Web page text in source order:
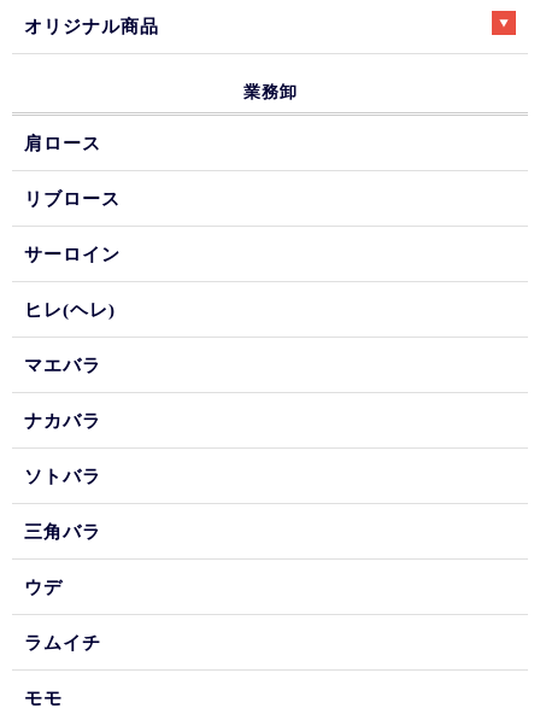
オリジナル商品
業務卸
肩ロース
リブロース
サーロイン
ヒレ(ヘレ)
マエバラ
ナカバラ
ソトバラ
三角バラ
ウデ
ラムイチ
モモ